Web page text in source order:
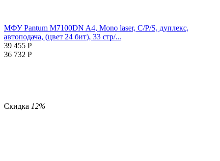
МФУ Pantum M7100DN A4, Mono laser, C/P/S, дуплекс,
автоподача, (цвет 24 бит), 33 стр/...
39 455 Р
36 732 Р
Скидка 12%